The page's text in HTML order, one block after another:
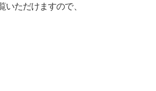
いただけますので、